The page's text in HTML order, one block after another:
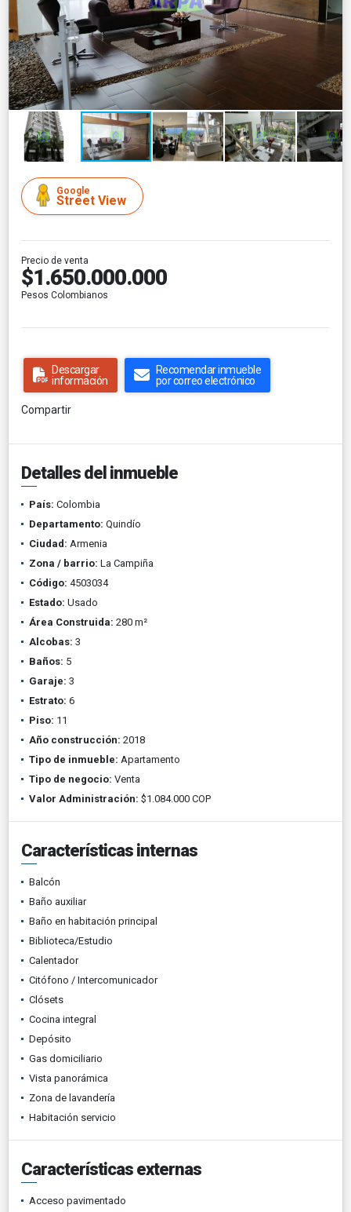
Google
Street View
Precio de venta
$1.650.000.000
Pesos Colombianos
Descargar
información
Recomendar inmueble
por correo electrónico
Compartir
Detalles del inmueble
País: Colombia
Departamento: Quindío
Ciudad: Armenia
Zona / barrio: La Campiña
Código: 4503034
Estado: Usado
Área Construida: 280 m²
Alcobas: 3
Baños: 5
Garaje: 3
Estrato: 6
Piso: 11
Año construcción: 2018
Tipo de inmueble: Apartamento
Tipo de negocio: Venta
Valor Administración: $1.084.000 COP
Características internas
Balcón
Baño auxiliar
Baño en habitación principal
Biblioteca/Estudio
Calentador
Citófono / Intercomunicador
Clósets
Cocina integral
Depósito
Gas domiciliario
Vista panorámica
Zona de lavandería
Habitación servicio
Características externas
Acceso pavimentado